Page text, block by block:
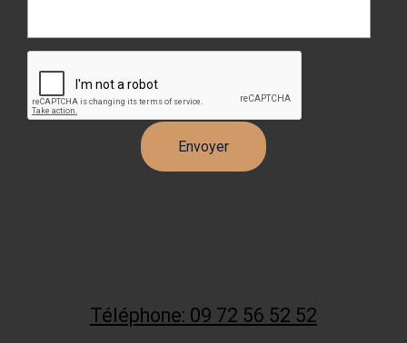
Téléphone: 09 72 56 52 52